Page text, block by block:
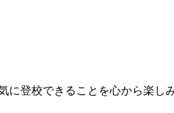
登校できることを心から楽し